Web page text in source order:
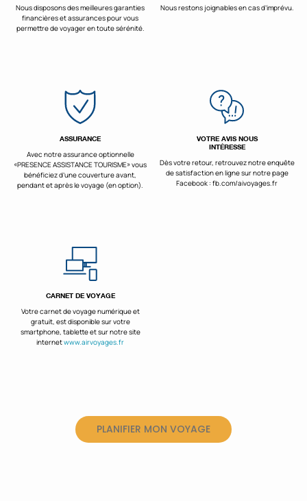
Nous disposons des meilleures garanties
financières et assurances pour vous
permettre de voyager en toute sérénité.
Nous restons joignables en cas d’imprévu.
ASSURANCE
Avec notre assurance optionnelle
«PRESENCE ASSISTANCE TOURISME» vous
bénéficiez d’une couverture avant,
pendant et après le voyage (en option).
VOTRE AVIS NOUS
INTÉRESSE
Dès votre retour, retrouvez notre enquête
de satisfaction en ligne sur notre page
Facebook : fb.com/aivoyages.fr
CARNET DE VOYAGE
Votre carnet de voyage numérique et
gratuit, est disponible sur votre
smartphone, tablette et sur notre site
internetwww.airvoyages.fr
PLANIFIER MON VOYAGE